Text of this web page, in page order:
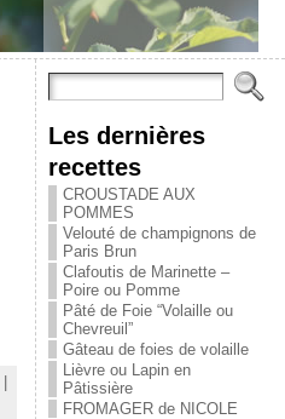
Les dernières
recettes
CROUSTADE AUX
POMMES
Velouté de champignons de
Paris Brun
Clafoutis de Marinette –
Poire ou Pomme
Pâté de Foie “Volaille ou
Chevreuil”
Gâteau de foies de volaille
Lièvre ou Lapin en
Pâtissière
FROMAGER de NICOLE